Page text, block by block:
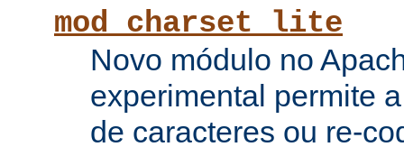
mod_charset_lite
Novo módulo no
experimental permite
de caracteres ou re-